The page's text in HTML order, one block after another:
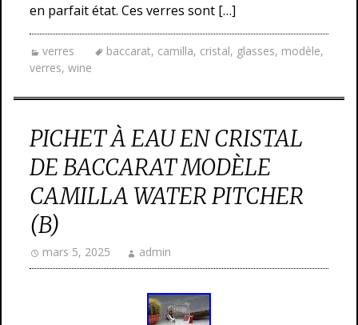
en parfait état. Ces verres sont […]
verres baccarat, camilla, cristal, glasses, modèle,
verres, wine
PICHET À EAU EN CRISTAL
DE BACCARAT MODÈLE
CAMILLA WATER PITCHER
(B)
mars 5, 2025 admin